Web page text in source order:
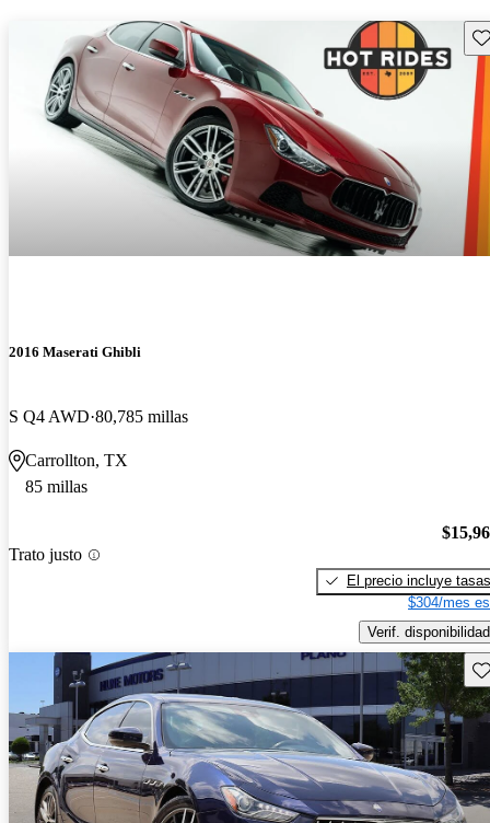
2016 Maserati Ghibli
S Q4 AWD 80,785 millas
Carrollton, TX
85 millas
Trato justo
El precio incluye tasas
$304/mes
Verif. disponibilidad